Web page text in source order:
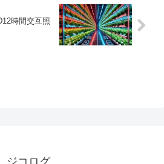
時間交互照
ジコログ